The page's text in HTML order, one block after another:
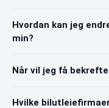
Hvordan kan jeg
min?
Når vil jeg få
Hvilke